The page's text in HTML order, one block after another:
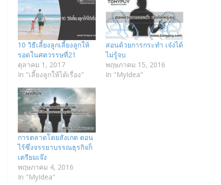
10 วิธีเลี้ยงลูกเลี้ยงลูกให้
รอดในศตวรรษที่21
ตุลาคม 1, 2017
In "เลี้ยงลูกให้ได้เรื่อง"
สอนด้วยการกระทำ เจ๋งได้
ไม่รู้จบ
พฤษภาคม 15, 2016
In "MyIdea"
การตลาดโดยสังเกต ตอน
ไร้ซึ่งจรรยาบรรณธุรกิจก็
เตรียมเจ๊ง
พฤษภาคม 4, 2016
In "MyIdea"